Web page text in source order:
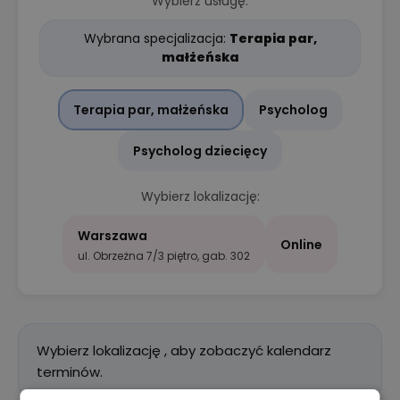
Wybrana specjalizacja: Terapia par,
małżeńska
Terapia par, małżeńska Psycholog
Psycholog dziecięcy
Wybierz lokalizację:
Warszawa
ul. Obrzeżna 7/3 piętro, gab. 302
Online
Wybierz lokalizację , aby zobaczyć kalendarz
terminów.